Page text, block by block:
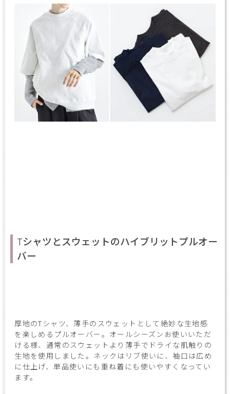
Tシャツとスウェットのハイブリットプルオー
バー
厚地のTシャツ、薄手のスウェットとして絶妙な生地感
を楽しめるプルオーバー。オールシーズンお使いいただ
ける様、通常のスウェットより薄手でドライな肌触りの
生地を使用しました。ネックはリブ使いに、袖口は広め
に仕上げ、単品使いにも重ね着にも使いやすくなってい
ます。